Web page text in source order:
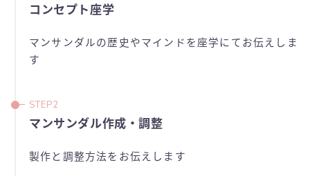
コンセプト座学
マンサンダルの歴史やマインドを座学にてお伝えしま
す
マンサンダル作成・調整
製作と調整方法をお伝えします